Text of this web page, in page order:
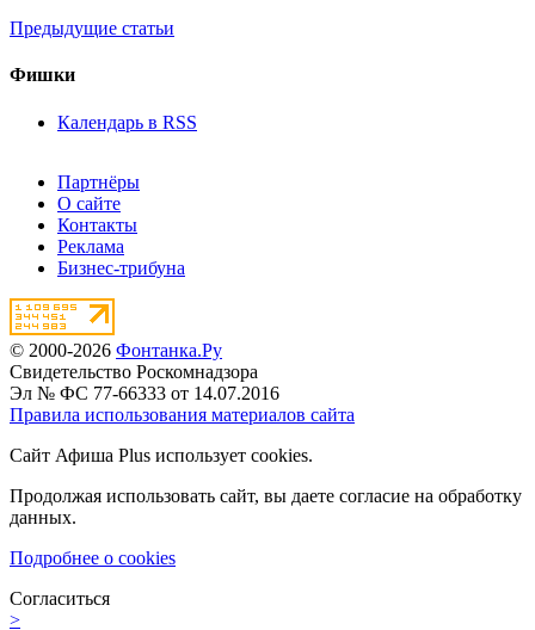
Предыдущие статьи
Фишки
Календарь в RSS
Партнёры
О сайте
Контакты
Реклама
Бизнес-трибуна
© 2000-2026 Фонтанка.Ру
Свидетельство Роскомнадзора
Эл № ФС 77-66333 от 14.07.2016
Правила использования материалов сайта
Сайт Афиша Plus использует cookies.
Продолжая использовать сайт, вы даете согласие на обработку
данных.
Подробнее о cookies
Согласиться
>